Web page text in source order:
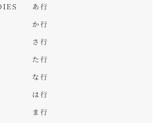
あ行
か行
さ行
た行
な行
は行
ま行